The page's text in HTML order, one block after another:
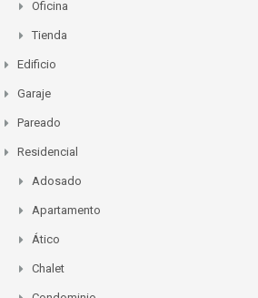
Oficina
Tienda
Edificio
Garaje
Pareado
Residencial
Adosado
Apartamento
Ático
Chalet